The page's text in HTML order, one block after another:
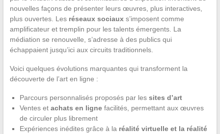
nouvelles façons de présenter leurs œuvres, plus interactives,
plus ouvertes. Les réseaux sociauxs’imposent comme
amplificateur et tremplin pour les talents émergents. La
médiation se renouvelle, s’adresse à des publics qui
échappaient jusqu’ici aux circuits traditionnels.
Voici quelques évolutions marquantes qui transforment la
découverte de l’art en ligne :
Parcours personnalisés proposés par les sites d’art
Ventes et achats en lignefacilités, permettant aux œuvres
de circuler plus librement
Expériences inédites grâce à la réalité virtuelle et la réalité